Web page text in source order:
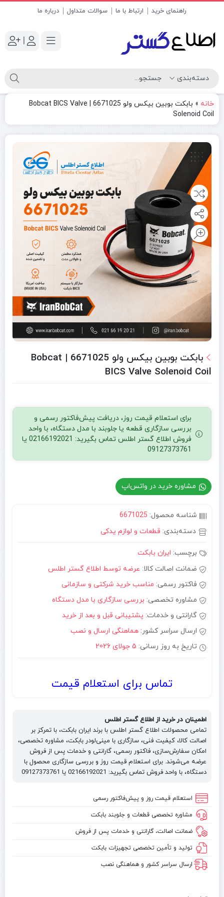
راهنمای خرید ارتباط با ما سوالات متداول درباره ما
|
خانه »
بابکت بوبین بیکس ولو 6671025 | Bobcat BICS Valve
Solenoid Coil
بابکت بوبین بیکس ولو 6671025 | Bobcat
BICS Valve Solenoid Coil
برای استعلام قیمت روز، دریافت پیش‌فاکتور رسمی و
بررسی سازگاری قطعه یا جلوبند با مدل دستگاه، با واحد
فروش اطلاع گستر اطلس تماس بگیرید: 02166192021 یا
09127373761
مشاوره خرید در واتس‌اپ
شناسه محصول: 6671025
دسته‌بندی: قطعات و لوازم یدکی
برچسب: ایران بابکت
ضمانت اصالت کالا: عرضه توسط اطلاع گستر اطلس
فاکتور رسمی: مناسب خرید شرکتی و سازمانی
مشاوره تخصصی: بررسی سازگاری با مدل دستگاه
گارانتی و خدمات: پشتیبانی قبل و بعد از خرید
ارسال سراسر کشور: هماهنگی ارسال و نصب
تاریخ به روز رسانی: 5 جولای 2026
تماس برای استعلام قیمت
اطمینان در خرید از اطلاع گستر اطلس
تمامی محصولات اطلاع گستر اطلس با برند ایران بابکت، با تمرکز بر
اصالت کالا، کیفیت فنی، سازگاری با مینی‌لودر بابکت، مشاوره تخصصی،
امکان سفارش‌سازی، فاکتور رسمی، گارانتی و خدمات پس از فروش
عرضه می‌شوند. برای استعلام قیمت روز و بررسی سازگاری محصول با
دستگاه، با واحد فروش تماس بگیرید: 02166192021 یا 09127373761
استعلام قیمت روز و پیش‌فاکتور رسمی
مشاوره تخصصی قطعات و جلوبند بابکت
ضمانت اصالت، گارانتی و خدمات پس از فروش
تولید و تأمین تخصصی تجهیزات بابکت
ارسال سراسر کشور و هماهنگی نصب